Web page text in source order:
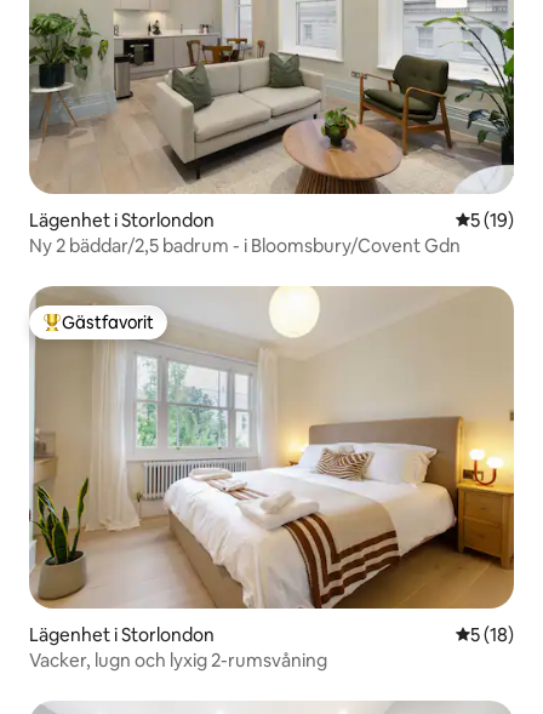
Lägenhet i Storlondon 5 av 5 i
5 (19)
Ny 2 bäddar/2,5 badrum - i Bloomsbury/Covent Gdn
Populär gästfavorit
Gästfavorit
Lägenhet i Storlondon 5 av 5 i
5 (18)
Vacker, lugn och lyxig 2-rumsvåning